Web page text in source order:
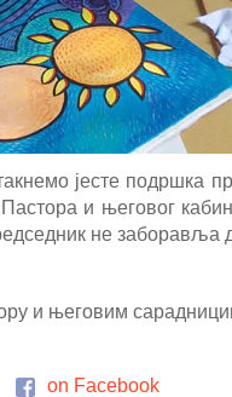
јесте подршка
и његовог
не
и његовим
on Facebook